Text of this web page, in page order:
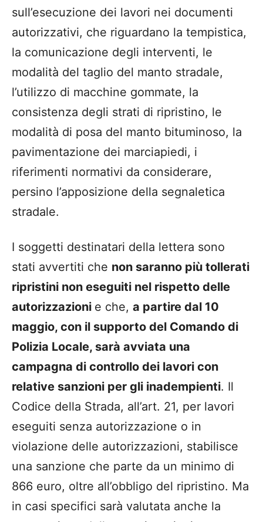
sull’esecuzione dei lavori nei documenti
autorizzativi, che riguardano la tempistica,
la comunicazione degli interventi, le
modalità del taglio del manto stradale,
l’utilizzo di macchine gommate, la
consistenza degli strati di ripristino, le
modalità di posa del manto bituminoso, la
pavimentazione dei marciapiedi, i
riferimenti normativi da considerare,
persino l’apposizione della segnaletica
stradale.
I soggetti destinatari della lettera sono
stati avvertiti che non saranno più tollerati
ripristini non eseguiti nel rispetto delle
autorizzazioni e che, a partire dal 10
maggio, con il supporto del Comando di
Polizia Locale, sarà avviata una
campagna di controllo dei lavori con
relative sanzioni per gli inadempienti. Il
Codice della Strada, all’art. 21, per lavori
eseguiti senza autorizzazione o in
violazione delle autorizzazioni, stabilisce
una sanzione che parte da un minimo di
866 euro, oltre all’obbligo del ripristino. Ma
in casi specifici sarà valutata anche la